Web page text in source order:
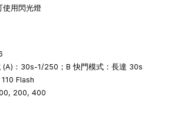
使用閃光燈
(A)：30s-1/250；B 快門模式：長達 30s
Flash
200, 400